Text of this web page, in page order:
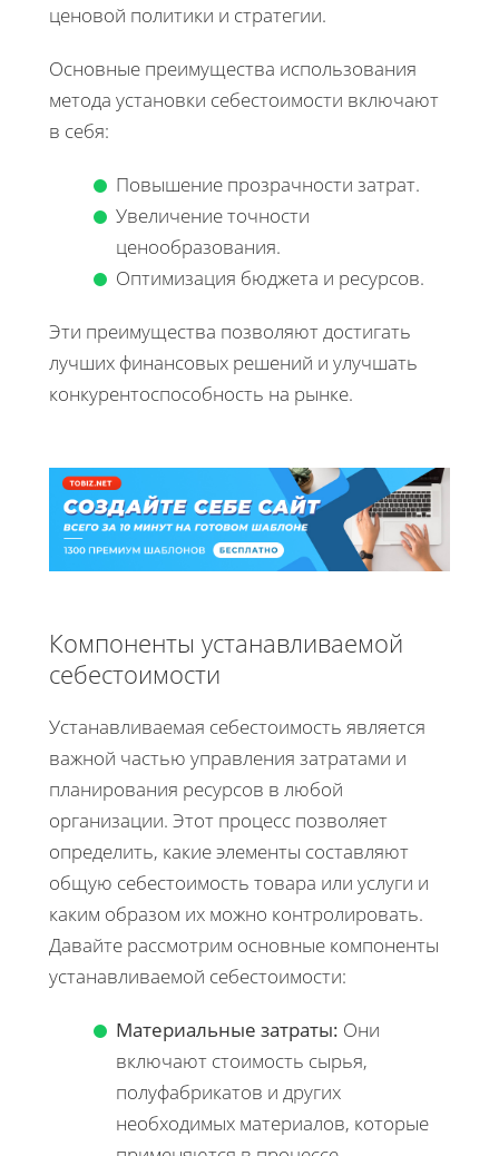
ценовой политики и стратегии.
Основные преимущества использования
метода установки себестоимости включают
в себя:
Повышение прозрачности затрат.
Увеличение точности
ценообразования.
Оптимизация бюджета и ресурсов.
Эти преимущества позволяют достигать
лучших финансовых решений и улучшать
конкурентоспособность на рынке.
Компоненты устанавливаемой
себестоимости
Устанавливаемая себестоимость является
важной частью управления затратами и
планирования ресурсов в любой
организации. Этот процесс позволяет
определить, какие элементы составляют
общую себестоимость товара или услуги и
каким образом их можно контролировать.
Давайте рассмотрим основные компоненты
устанавливаемой себестоимости:
Материальные затраты: Они
включают стоимость сырья,
полуфабрикатов и других
необходимых материалов, которые